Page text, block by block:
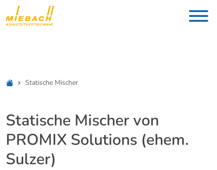
Statische Mischer
Statische Mischer von
PROMIX Solutions (ehem.
Sulzer)